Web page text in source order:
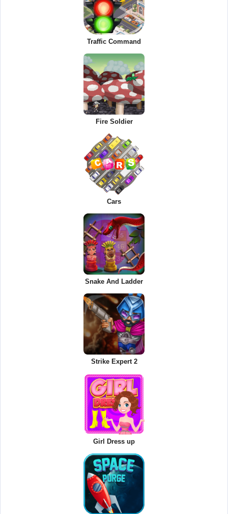
Traffic Command
Fire Soldier
Cars
Snake And Ladder
Strike Expert 2
Girl Dress up